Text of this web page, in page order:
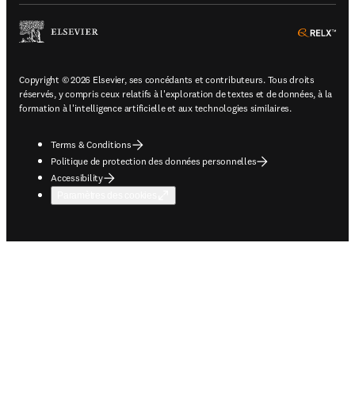
Copyright © 2026 Elsevier, ses concédants et contributeurs. Tous droits
réservés, y compris ceux relatifs à l'exploration de textes et de données, à la
formation à l'intelligence artificielle et aux technologies similaires.
Terms & Conditions
Politique de protection des données personnelles
Accessibility